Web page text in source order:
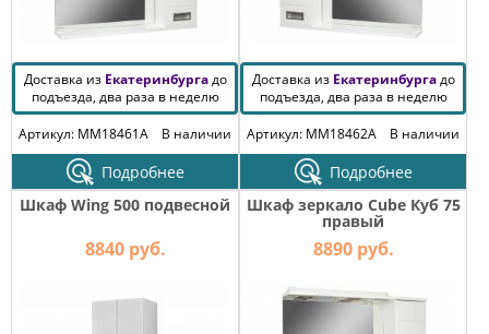
Доставка из Екатеринбургадо
подъезда, два раза в неделю
Артикул: MM18461A
В наличии
Подробнее
Доставка из Екатеринбургадо
подъезда, два раза в неделю
Артикул: MM18462A
В наличии
Подробнее
Шкаф Wing 500 подвесной
8840 руб.
Шкаф зеркало Cube Куб 75
правый
8890 руб.